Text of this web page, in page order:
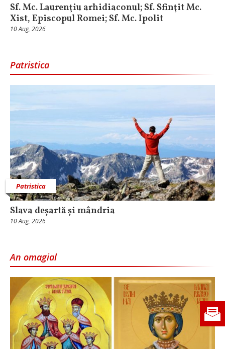
Sf. Mc. Laurenţiu arhidiaconul; Sf. Sfinţit Mc.
Xist, Episcopul Romei; Sf. Mc. Ipolit
10 Aug, 2026
Patristica
Patristica
Slava deșartă și mândria
10 Aug, 2026
An omagial